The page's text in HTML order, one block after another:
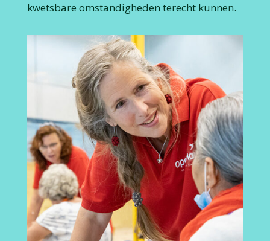
kwetsbare omstandigheden terecht kunnen.